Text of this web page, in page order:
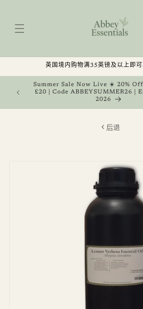
英国境内购物满35英镑及以上即
Summer Sale Now Live ☀️ 20%
£20 | Code ABBEYSUMMER26 |
2026
后退